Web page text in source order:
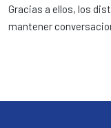
Gracias a ellos, los
mantener